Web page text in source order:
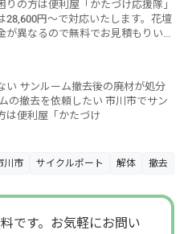
の方は便利屋「かたづけ応援隊」
28,600円～で対応いたします。花壇
異なるので無料でお見積もりいた
い サンルーム撤去後の廃材が処分
の撤去を依頼したい 市川市でサン
は便利屋「かたづけ
川市 サイクルポート 解体 撤去
です。お気軽にお問い